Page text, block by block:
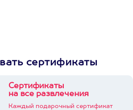
сертификаты
Сертификаты
на все развлечения
Каждый подарочный сертификат